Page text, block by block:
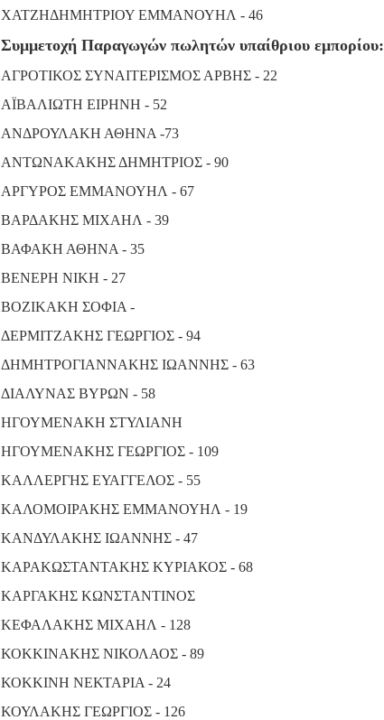
ΧΑΤΖΗΔΗΜΗΤΡΙΟΥ ΕΜΜΑΝΟΥΗΛ - 46
Συμμετοχή Παραγωγών πωλητών υπαίθριου εμπορίου:
ΑΓΡΟΤΙΚΟΣ ΣΥΝΑΙΤΕΡΙΣΜΟΣ ΑΡΒΗΣ - 22
ΑΪΒΑΛΙΩΤΗ ΕΙΡΗΝΗ - 52
ΑΝΔΡΟΥΛΑΚΗ ΑΘΗΝΑ -73
ΑΝΤΩΝΑΚΑΚΗΣ ΔΗΜΗΤΡΙΟΣ - 90
ΑΡΓΥΡΟΣ ΕΜΜΑΝΟΥΗΛ - 67
ΒΑΡΔΑΚΗΣ ΜΙΧΑΗΛ - 39
ΒΑΦΑΚΗ ΑΘΗΝΑ - 35
ΒΕΝΕΡΗ ΝΙΚΗ - 27
ΒΟΖΙΚΑΚΗ ΣΟΦΙΑ -
ΔΕΡΜΙΤΖΑΚΗΣ ΓΕΩΡΓΙΟΣ - 94
ΔΗΜΗΤΡΟΓΙΑΝΝΑΚΗΣ ΙΩΑΝΝΗΣ - 63
ΔΙΑΛΥΝΑΣ ΒΥΡΩΝ - 58
ΗΓΟΥΜΕΝΑΚΗ ΣΤΥΛΙΑΝΗ
ΗΓΟΥΜΕΝΑΚΗΣ ΓΕΩΡΓΙΟΣ - 109
ΚΑΛΛΕΡΓΗΣ ΕΥΑΓΓΕΛΟΣ - 55
ΚΑΛΟΜΟΙΡΑΚΗΣ ΕΜΜΑΝΟΥΗΛ - 19
ΚΑΝΔΥΛΑΚΗΣ ΙΩΑΝΝΗΣ - 47
ΚΑΡΑΚΩΣΤΑΝΤΑΚΗΣ ΚΥΡΙΑΚΟΣ - 68
ΚΑΡΓΑΚΗΣ ΚΩΝΣΤΑΝΤΙΝΟΣ
ΚΕΦΑΛΑΚΗΣ ΜΙΧΑΗΛ - 128
ΚΟΚΚΙΝΑΚΗΣ ΝΙΚΟΛΑΟΣ - 89
ΚΟΚΚΙΝΗ ΝΕΚΤΑΡΙΑ - 24
ΚΟΥΛΑΚΗΣ ΓΕΩΡΓΙΟΣ - 126